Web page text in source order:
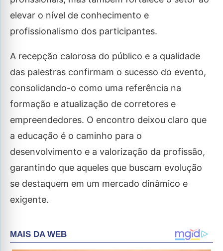
elevar o nível de conhecimento e
profissionalismo dos participantes.
A recepção calorosa do público e a qualidade
das palestras confirmam o sucesso do evento,
consolidando-o como uma referência na
formação e atualização de corretores e
empreendedores. O encontro deixou claro que
a educação é o caminho para o
desenvolvimento e a valorização da profissão,
garantindo que aqueles que buscam evolução
se destaquem em um mercado dinâmico e
exigente.